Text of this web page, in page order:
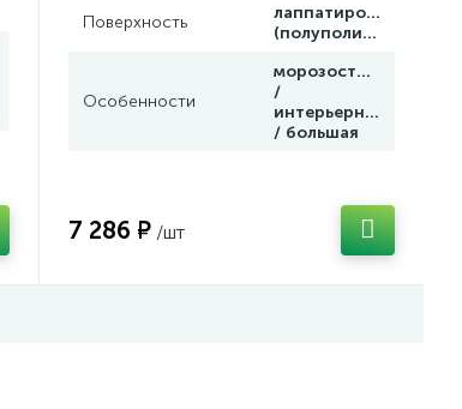
Поверхность
лаппатированная
(полуполир.)
Особенности
морозостойкая
/
интерьерная
/ большая
7 286 ₽ /шт